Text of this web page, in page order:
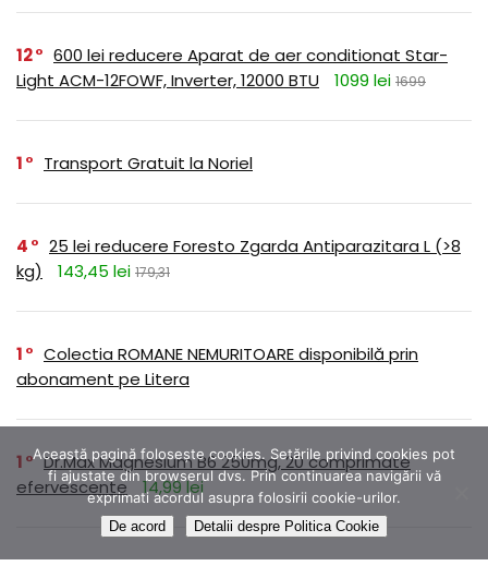
12
600 lei reducere Aparat de aer conditionat Star-
Light ACM-12FOWF, Inverter, 12000 BTU
1099 lei 1699
1 Transport Gratuit la Noriel
4
25 lei reducere Foresto Zgarda Antiparazitara L (>8
kg)
143,45 lei 179,31
1
Colectia ROMANE NEMURITOARE disponibilă prin
abonament pe Litera
1
Dr.Max Magnesium B6 250mg, 20 comprimate
efervescente
14,99 lei
Această pagină folosește cookies. Setările privind cookies pot
fi ajustate din browserul dvs. Prin continuarea navigării vă
exprimati acordul asupra folosirii cookie-urilor.
De acord Detalii despre Politica Cookie